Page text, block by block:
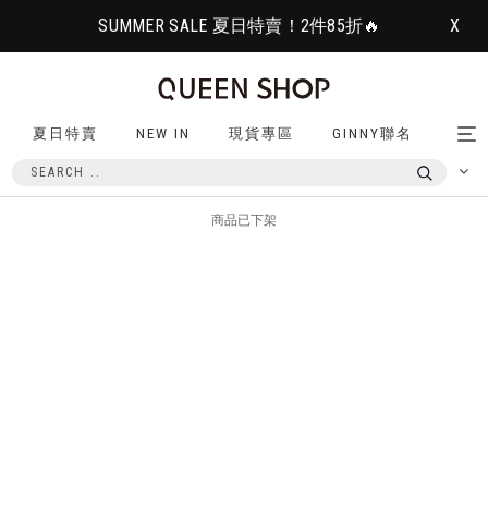
SUMMER SALE 夏日特賣！2件85折🔥 X
夏日特賣 NEW IN 現貨專區 GINNY聯名
商品已下架